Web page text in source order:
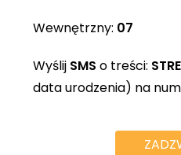
Wewnętrzny: 07
Wyślij SMS o treści:
data urodzenia) na